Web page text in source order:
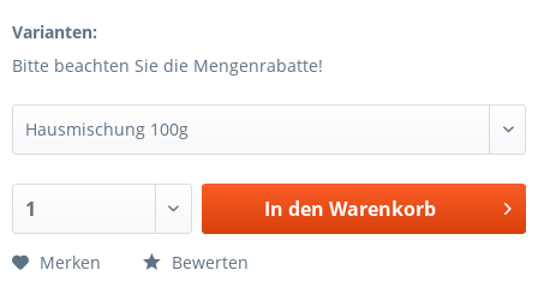
Varianten:
Bitte beachten Sie die Mengenrabatte!
In den Warenkorb
Merken Bewerten